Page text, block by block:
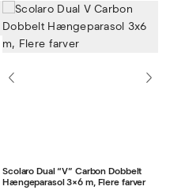
flere
varianter.
Mulighederne
vælges
Scolaro Dual “V” Carbon Dobbelt
Hængeparasol 3×6 m, Flere farver